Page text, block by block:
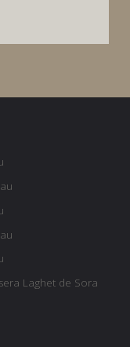
Laghet de Sora